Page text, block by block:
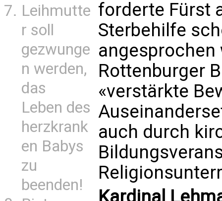
Leihmutte
r soll
gezwunge
n werden,
das
Leben des
herzkrank
en Babys
zu
beenden!
forderte Fürst
Sterbehilfe
angesprochen
Rottenburger
«verstärkte
auch durch